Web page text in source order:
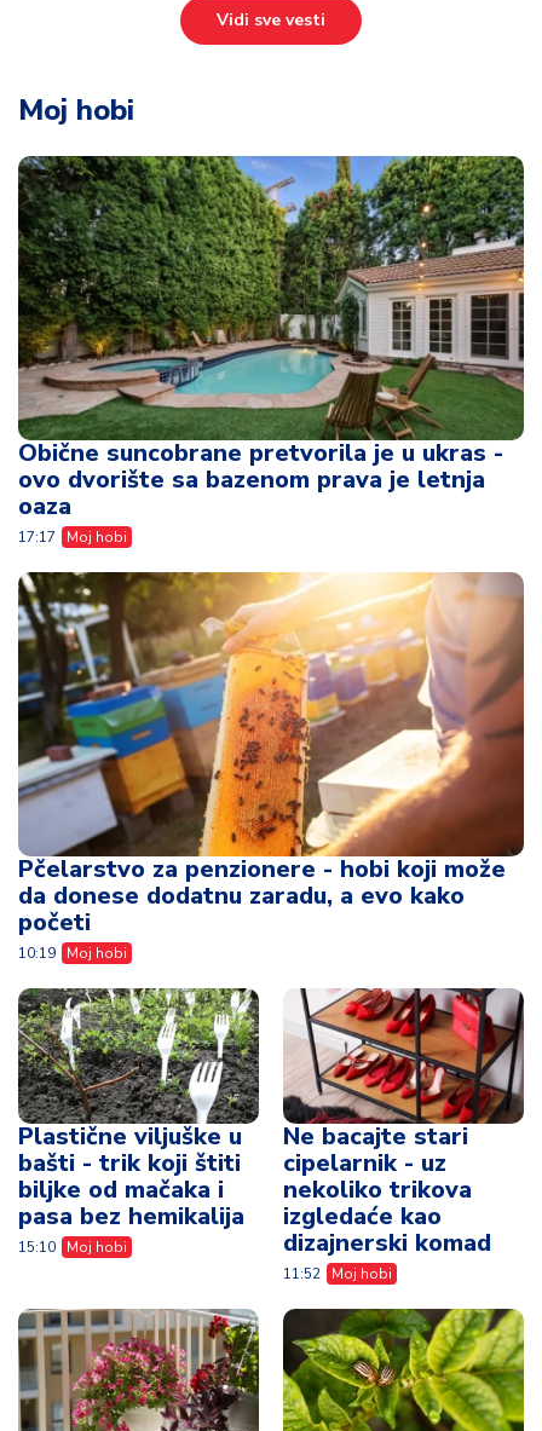
Vidi sve vesti
Moj hobi
Obične suncobrane pretvorila je u ukras -
ovo dvorište sa bazenom prava je letnja
oaza
17:17 Moj hobi
Pčelarstvo za penzionere - hobi koji može
da donese dodatnu zaradu, a evo kako
početi
10:19 Moj hobi
Plastične viljuške u
bašti - trik koji štiti
biljke od mačaka i
pasa bez hemikalija
15:10 Moj hobi
Ne bacajte stari
cipelarnik - uz
nekoliko trikova
izgledaće kao
dizajnerski komad
11:52 Moj hobi